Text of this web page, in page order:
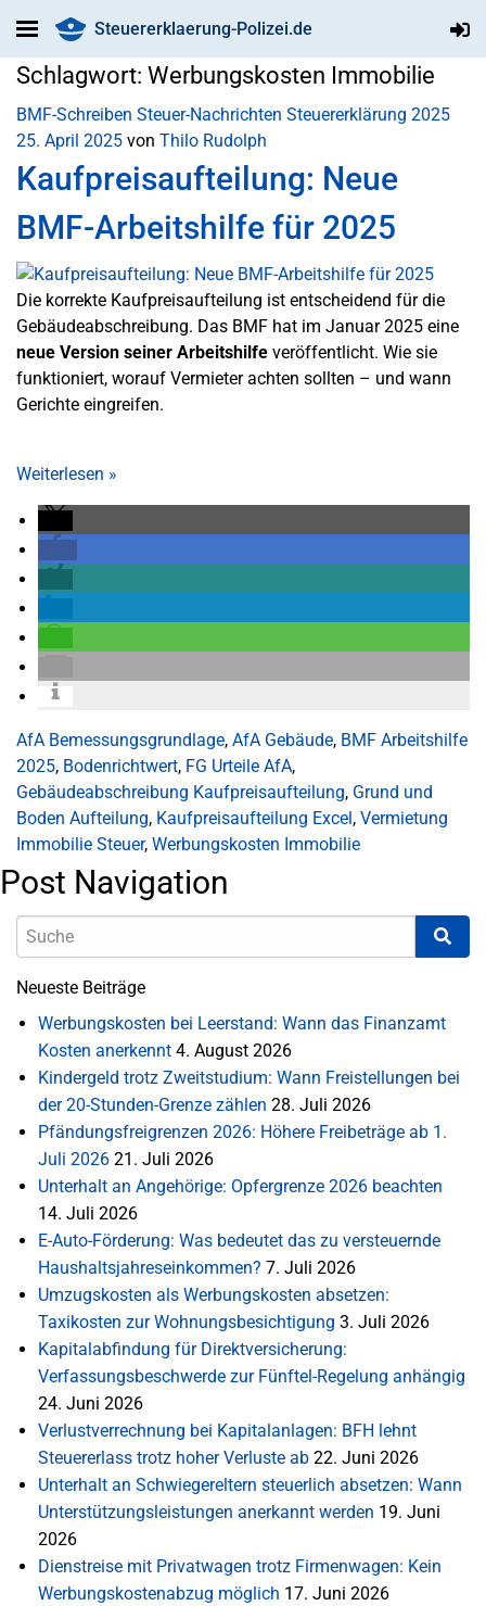
Steuererklaerung-Polizei.de
Schlagwort: Werbungskosten Immobilie
BMF-Schreiben Steuer-Nachrichten Steuererklärung 2025
25. April 2025 von Thilo Rudolph
Kaufpreisaufteilung: Neue
BMF-Arbeitshilfe für 2025
Die korrekte Kaufpreisaufteilung ist entscheidend für die
Gebäudeabschreibung. Das BMF hat im Januar 2025 eine
neue Version seiner Arbeitshilfe veröffentlicht. Wie sie
funktioniert, worauf Vermieter achten sollten – und wann
Gerichte eingreifen.
Weiterlesen »
AfA Bemessungsgrundlage, AfA Gebäude, BMF Arbeitshilfe
2025, Bodenrichtwert, FG Urteile AfA,
Gebäudeabschreibung Kaufpreisaufteilung, Grund und
Boden Aufteilung, Kaufpreisaufteilung Excel, Vermietung
Immobilie Steuer, Werbungskosten Immobilie
Post Navigation
Neueste Beiträge
Werbungskosten bei Leerstand: Wann das Finanzamt
Kosten anerkennt 4. August 2026
Kindergeld trotz Zweitstudium: Wann Freistellungen bei
der 20-Stunden-Grenze zählen 28. Juli 2026
Pfändungsfreigrenzen 2026: Höhere Freibeträge ab 1.
Juli 2026 21. Juli 2026
Unterhalt an Angehörige: Opfergrenze 2026 beachten
14. Juli 2026
E-Auto-Förderung: Was bedeutet das zu versteuernde
Haushaltsjahreseinkommen? 7. Juli 2026
Umzugskosten als Werbungskosten absetzen:
Taxikosten zur Wohnungsbesichtigung 3. Juli 2026
Kapitalabfindung für Direktversicherung:
Verfassungsbeschwerde zur Fünftel-Regelung anhängig
24. Juni 2026
Verlustverrechnung bei Kapitalanlagen: BFH lehnt
Steuererlass trotz hoher Verluste ab 22. Juni 2026
Unterhalt an Schwiegereltern steuerlich absetzen: Wann
Unterstützungsleistungen anerkannt werden 19. Juni
2026
Dienstreise mit Privatwagen trotz Firmenwagen: Kein
Werbungskostenabzug möglich 17. Juni 2026